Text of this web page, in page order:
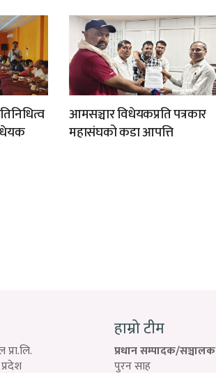
आमसञ्चार विधेयकप्रति पत्रकार
महासंघको कडा आपत्ति
हाम्रो टीम
प्रधान सम्पादक/सञ्चालक
पुरन साह